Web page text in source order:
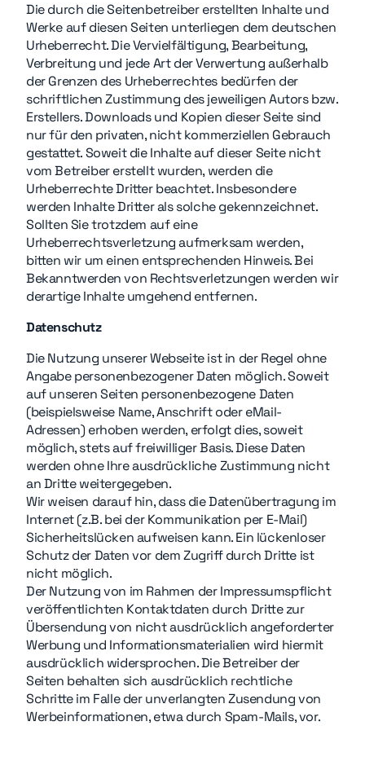
Die durch die Seitenbetreiber erstellten Inhalte und
Werke auf diesen Seiten unterliegen dem deutschen
Urheberrecht. Die Vervielfältigung, Bearbeitung,
Verbreitung und jede Art der Verwertung außerhalb
der Grenzen des Urheberrechtes bedürfen der
schriftlichen Zustimmung des jeweiligen Autors bzw.
Erstellers. Downloads und Kopien dieser Seite sind
nur für den privaten, nicht kommerziellen Gebrauch
gestattet. Soweit die Inhalte auf dieser Seite nicht
vom Betreiber erstellt wurden, werden die
Urheberrechte Dritter beachtet. Insbesondere
werden Inhalte Dritter als solche gekennzeichnet.
Sollten Sie trotzdem auf eine
Urheberrechtsverletzung aufmerksam werden,
bitten wir um einen entsprechenden Hinweis. Bei
Bekanntwerden von Rechtsverletzungen werden wir
derartige Inhalte umgehend entfernen.
Datenschutz
Die Nutzung unserer Webseite ist in der Regel ohne
Angabe personenbezogener Daten möglich. Soweit
auf unseren Seiten personenbezogene Daten
(beispielsweise Name, Anschrift oder eMail-
Adressen) erhoben werden, erfolgt dies, soweit
möglich, stets auf freiwilliger Basis. Diese Daten
werden ohne Ihre ausdrückliche Zustimmung nicht
an Dritte weitergegeben.
Wir weisen darauf hin, dass die Datenübertragung im
Internet (z.B. bei der Kommunikation per E-Mail)
Sicherheitslücken aufweisen kann. Ein lückenloser
Schutz der Daten vor dem Zugriff durch Dritte ist
nicht möglich.
Der Nutzung von im Rahmen der Impressumspflicht
veröffentlichten Kontaktdaten durch Dritte zur
Übersendung von nicht ausdrücklich angeforderter
Werbung und Informationsmaterialien wird hiermit
ausdrücklich widersprochen. Die Betreiber der
Seiten behalten sich ausdrücklich rechtliche
Schritte im Falle der unverlangten Zusendung von
Werbeinformationen, etwa durch Spam-Mails, vor.